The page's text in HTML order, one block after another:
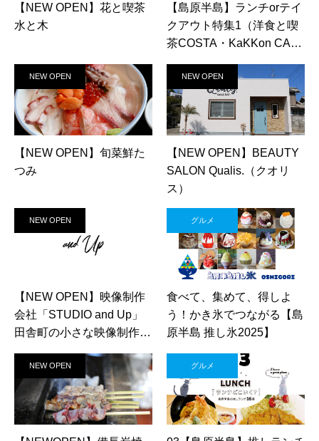
【NEW OPEN】花と喫茶
水と木
【島原半島】ランチorテイ
クアウト特集1（洋食と喫
茶COSTA・KaKKon CAF
NEW OPEN
【NEW OPEN】旬菜鮮た
つみ
NEW OPEN
【NEW OPEN】BEAUTY
SALON Qualis.（クオリ
ス）
NEW OPEN
【NEW OPEN】映像制作
会社「STUDIO and Up」
田舎町の小さな映像制作会
グルメ
食べて、集めて、得しよ
う！かき氷でつながる【島
原半島 推し氷2025】
NEW OPEN グルメ